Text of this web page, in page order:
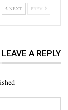
NEXT
LEAVE A REPLY